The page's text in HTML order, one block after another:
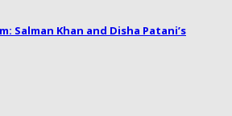
Salman Khan and Disha Patani’s